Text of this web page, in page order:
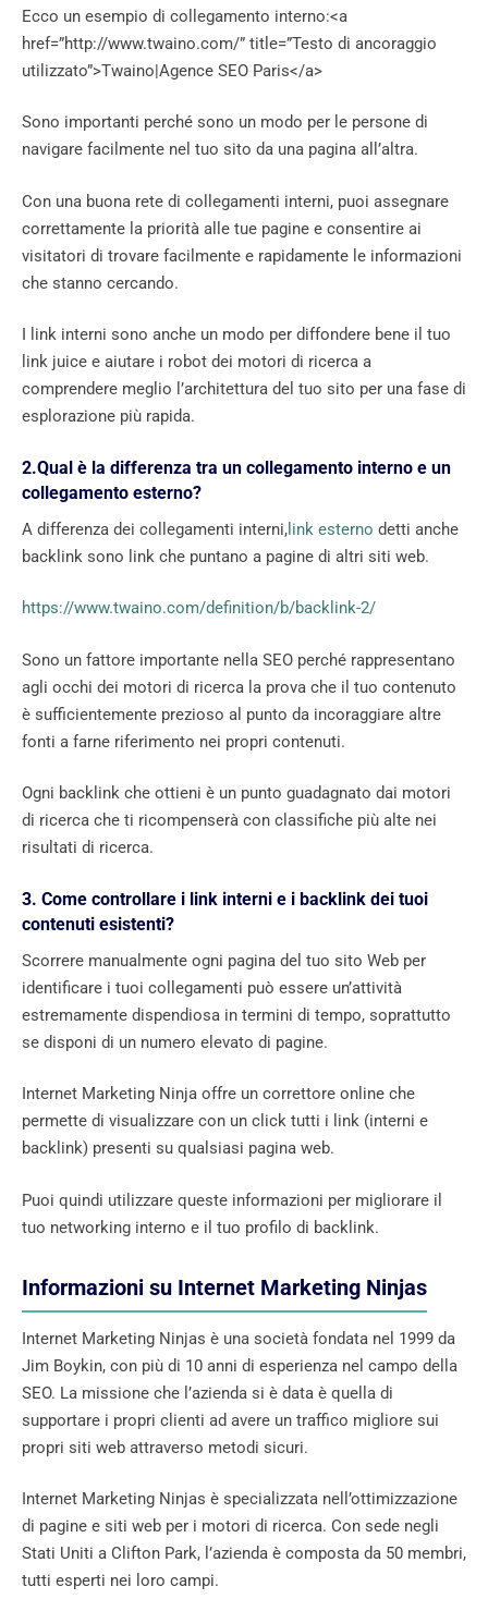
Ecco un esempio di collegamento interno:<a
href=”http://www.twaino.com/” title=”Testo di ancoraggio
utilizzato”>Twaino|Agence SEO Paris</a>
Sono importanti perché sono un modo per le persone di
navigare facilmente nel tuo sito da una pagina all’altra.
Con una buona rete di collegamenti interni, puoi assegnare
correttamente la priorità alle tue pagine e consentire ai
visitatori di trovare facilmente e rapidamente le informazioni
che stanno cercando.
I link interni sono anche un modo per diffondere bene il tuo
link juice e aiutare i robot dei motori di ricerca a
comprendere meglio l’architettura del tuo sito per una fase di
esplorazione più rapida.
2.Qual è la differenza tra un collegamento interno e un
collegamento esterno?
A differenza dei collegamenti interni, link esterno detti anche
backlink sono link che puntano a pagine di altri siti web.
https://www.twaino.com/definition/b/backlink-2/
Sono un fattore importante nella SEO perché rappresentano
agli occhi dei motori di ricerca la prova che il tuo contenuto
è sufficientemente prezioso al punto da incoraggiare altre
fonti a farne riferimento nei propri contenuti.
Ogni backlink che ottieni è un punto guadagnato dai motori
di ricerca che ti ricompenserà con classifiche più alte nei
risultati di ricerca.
3. Come controllare i link interni e i backlink dei tuoi
contenuti esistenti?
Scorrere manualmente ogni pagina del tuo sito Web per
identificare i tuoi collegamenti può essere un’attività
estremamente dispendiosa in termini di tempo, soprattutto
se disponi di un numero elevato di pagine.
Internet Marketing Ninja offre un correttore online che
permette di visualizzare con un click tutti i link (interni e
backlink) presenti su qualsiasi pagina web.
Puoi quindi utilizzare queste informazioni per migliorare il
tuo networking interno e il tuo profilo di backlink.
Informazioni su Internet Marketing Ninjas
Internet Marketing Ninjas è una società fondata nel 1999 da
Jim Boykin, con più di 10 anni di esperienza nel campo della
SEO. La missione che l’azienda si è data è quella di
supportare i propri clienti ad avere un traffico migliore sui
propri siti web attraverso metodi sicuri.
Internet Marketing Ninjas è specializzata nell’ottimizzazione
di pagine e siti web per i motori di ricerca. Con sede negli
Stati Uniti a Clifton Park, l’azienda è composta da 50 membri,
tutti esperti nei loro campi.